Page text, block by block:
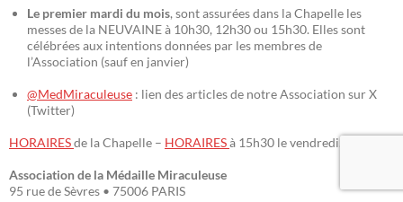
Le premier mardi du mois, sont assurées dans la Chapelle les
messes de la NEUVAINE à 10h30, 12h30 ou 15h30. Elles sont
célébrées aux intentions données par les membres de
l’Association (sauf en janvier)
@MedMiraculeuse : lien des articles de notre Association sur X
(Twitter)
HORAIRESde la Chapelle – HORAIRESà 15h30 le vendredi.
Association de la Médaille Miraculeuse
95 rue de Sèvres • 75006 PARIS